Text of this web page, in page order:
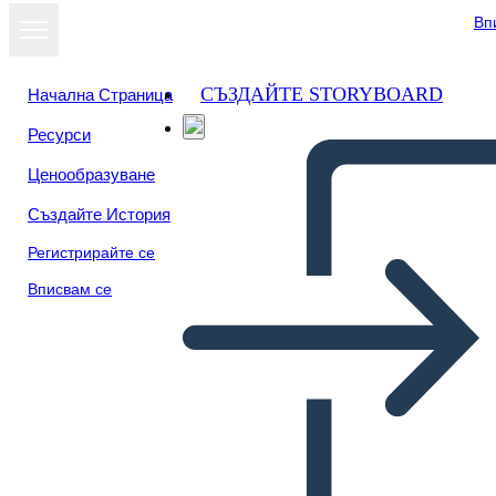
Начална Страница
Ресурси
Ценообразуване
Създайте История
Регистрирайте се
Вписвам се
СЪЗДАЙТЕ STORYBOARD